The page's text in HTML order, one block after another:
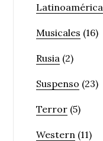
Latinoamérica
Musicales (16)
Rusia (2)
Suspenso (23)
Terror (5)
Western (11)